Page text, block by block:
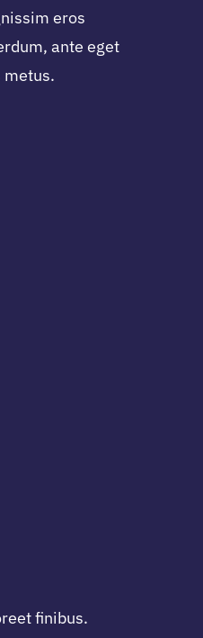
eros
ante eget
finibus.